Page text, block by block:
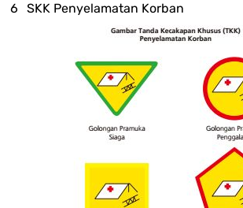
SKK Penyelamatan Korban